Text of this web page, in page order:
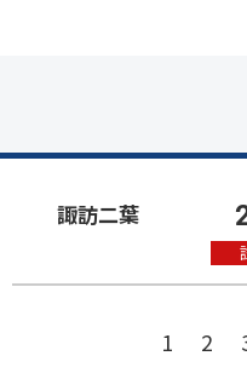
諏訪二葉
1 2